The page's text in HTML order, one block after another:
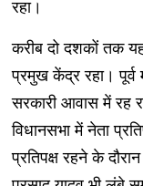
रहा।
करीब दो दशकों तक यह
प्रमुख केंद्र रहा। पूर्व
सरकारी आवास में रह
विधानसभा में नेता
प्रतिपक्ष रहने के